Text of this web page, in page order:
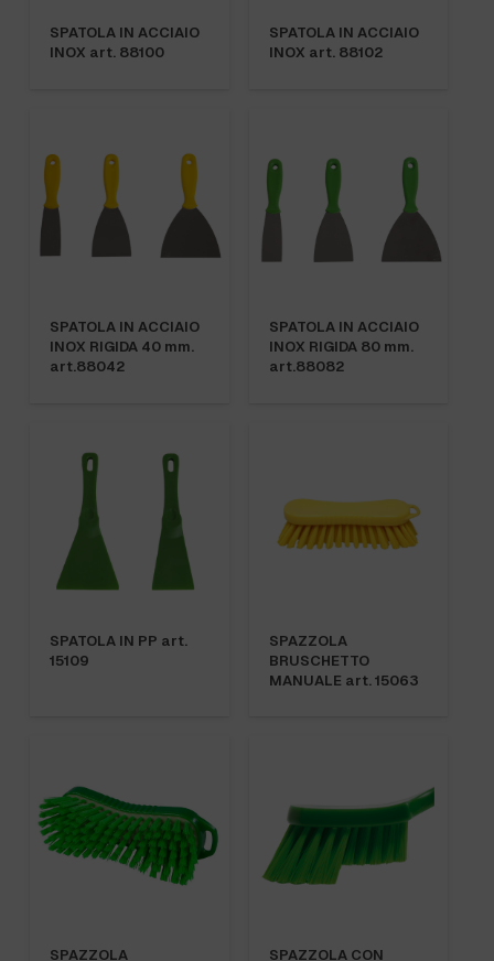
SPATOLA IN ACCIAIO
INOX art. 88100
SPATOLA IN ACCIAIO
INOX art. 88102
SPATOLA IN ACCIAIO
INOX RIGIDA 40 mm.
art.88042
SPATOLA IN ACCIAIO
INOX RIGIDA 80 mm.
art.88082
SPATOLA IN PP art.
15109
SPAZZOLA
BRUSCHETTO
MANUALE art. 15063
SPAZZOLA SPAZZOLA CON